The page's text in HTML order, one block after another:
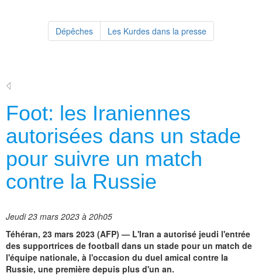
Dépêches Les Kurdes dans la presse
Foot: les Iraniennes
autorisées dans un stade
pour suivre un match
contre la Russie
Jeudi 23 mars 2023 à 20h05
Téhéran, 23 mars 2023 (AFP) — L'Iran a autorisé jeudi l'entrée
des supportrices de football dans un stade pour un match de
l'équipe nationale, à l'occasion du duel amical contre la
Russie, une première depuis plus d'un an.